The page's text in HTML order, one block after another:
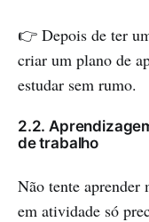
👉 Depois de ter
criar um plano de
estudar sem rumo.
2.2.
de trabalho
Não tente aprender
em atividade só